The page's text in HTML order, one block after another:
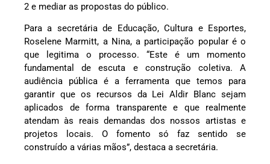
2 e mediar as propostas do público.
Para a secretária de Educação, Cultura e Esportes,
Roselene Marmitt, a Nina, a participação popular é o
que legitima o processo. “Este é um momento
fundamental de escuta e construção coletiva. A
audiência pública é a ferramenta que temos para
garantir que os recursos da Lei Aldir Blanc sejam
aplicados de forma transparente e que realmente
atendam às reais demandas dos nossos artistas e
projetos locais. O fomento só faz sentido se
construído a várias mãos”, destaca a secretária.